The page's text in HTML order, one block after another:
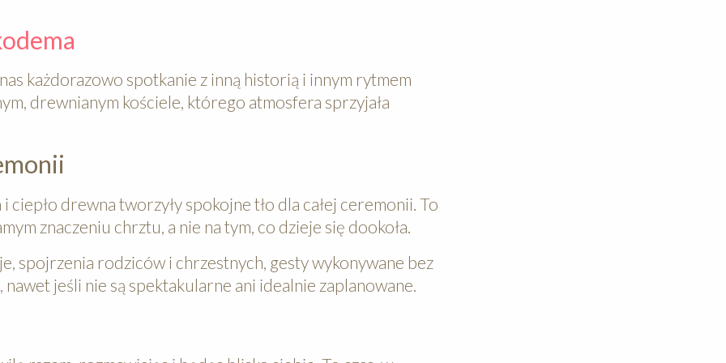
każdorazowo spotkanie z inną historią i innym rytmem
drewnianym kościele, którego atmosfera sprzyjała
drewna tworzyły spokojne tło dla całej ceremonii. To
znaczeniu chrztu, a nie na tym, co dzieje się dookoła.
spojrzenia rodziców i chrzestnych, gesty wykonywane bez
jeśli nie są spektakularne ani idealnie zaplanowane.